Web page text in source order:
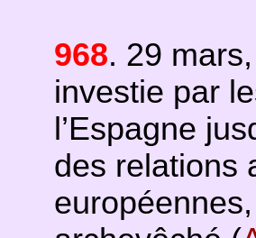
968. 29 mars,
investie par
l’Espagne
des relations